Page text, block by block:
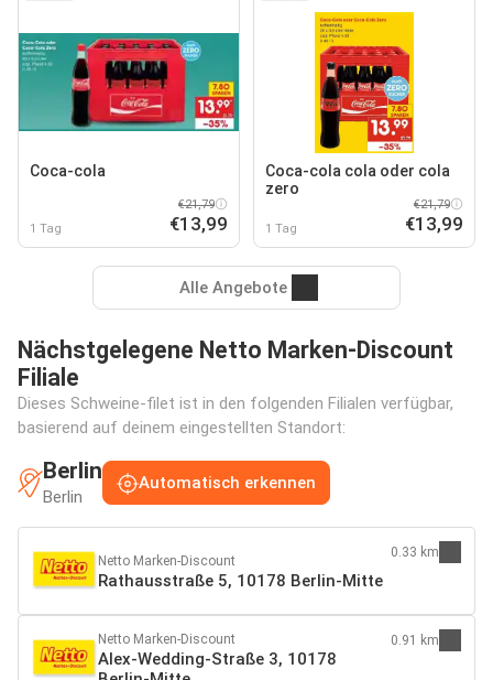
Coca-cola
1 Tag
€21,79
€13,99
Coca-cola cola oder cola
zero
1 Tag
€21,79
€13,99
Alle Angebote
Nächstgelegene Netto Marken-Discount
Filiale
Dieses Schweine-filet ist in den folgenden Filialen verfügbar,
basierend auf deinem eingestellten Standort:
Berlin
Berlin
Automatisch erkennen
Netto Marken-Discount
Rathausstraße 5, 10178 Berlin-Mitte
0.33 km
Netto Marken-Discount
Alex-Wedding-Straße 3, 10178
0.91 km